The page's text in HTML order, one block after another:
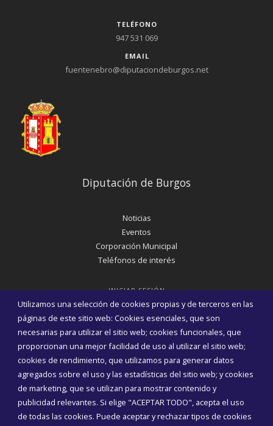
Utilizamos una selección de cookies propias y de terceros en las
páginas de este sitio web: Cookies esenciales, que son
necesarias para utilizar el sitio web; cookies funcionales, que
proporcionan una mejor facilidad de uso al utilizar el sitio web;
cookies de rendimiento, que utilizamos para generar datos
agregados sobre el uso y las estadísticas del sitio web; y cookies
de marketing, que se utilizan para mostrar contenido y
publicidad relevantes. Si elige "ACEPTAR TODO", acepta el uso
de todas las cookies. Puede aceptar y rechazar tipos de cookies
TELÉFONO
947 531 069
EMAIL
fuentenebro@diputaciondeburgos.net
Diputación de Burgos
Noticias
Eventos
Corporación Municipal
Teléfonos de interés
INICIAR SESIÓN
MAPA WEB